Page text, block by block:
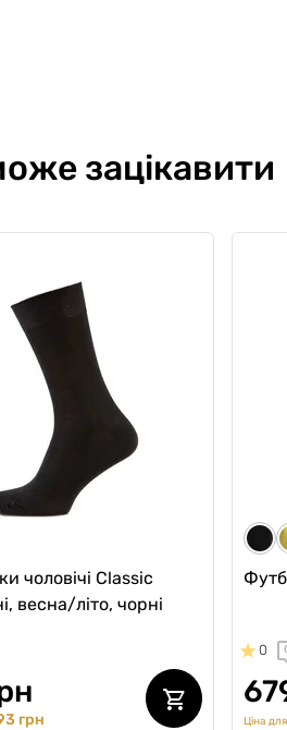
трусів Anatomic Slips
Series, 3 шт
1323 грн
Ціна
зацікавити
чоловічі Classic
весна/літо, чорні
грн
0
Ціна